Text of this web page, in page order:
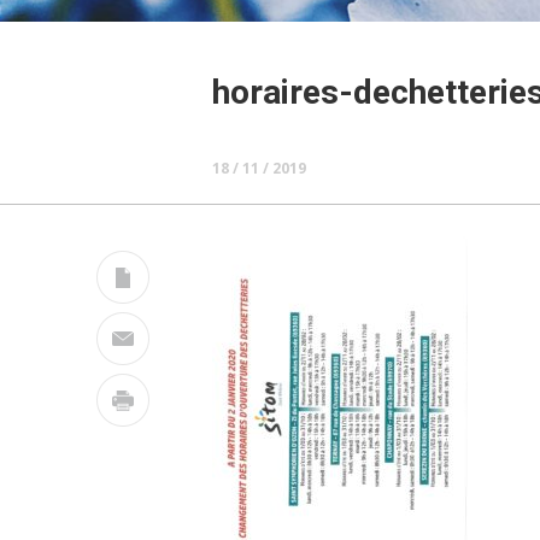
horaires-
18 / 11 / 2019